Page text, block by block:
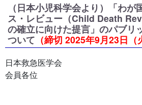
（日本小児科学会より）「わ
ス・レビュー（Child Death
の確立に向けた提言」のパブリ
ついて （締切 2025年9月23日（
日本救急医学会
会員各位